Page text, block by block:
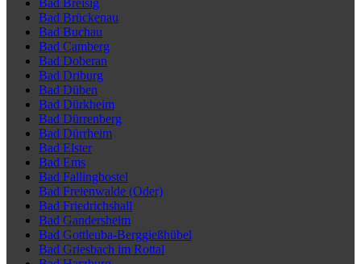
Bad Breisig
Bad Brückenau
Bad Buchau
Bad Camberg
Bad Doberan
Bad Driburg
Bad Düben
Bad Dürkheim
Bad Dürrenberg
Bad Dürrheim
Bad Elster
Bad Ems
Bad Fallingbostel
Bad Freienwalde (Oder)
Bad Friedrichshall
Bad Gandersheim
Bad Gottleuba-Berggießhübel
Bad Griesbach im Rottal